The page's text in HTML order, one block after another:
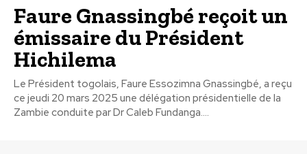
Faure Gnassingbé reçoit un
émissaire du Président
Hichilema
Le Président togolais, Faure Essozimna Gnassingbé, a reçu
ce jeudi 20 mars 2025 une délégation présidentielle de la
Zambie conduite par Dr Caleb Fundanga....